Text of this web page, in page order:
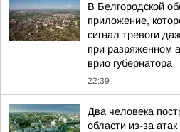
В Белгородской
приложение,
сигнал тревоги
при разряженном
врио губернатора
22:39
Два человека
области из-за